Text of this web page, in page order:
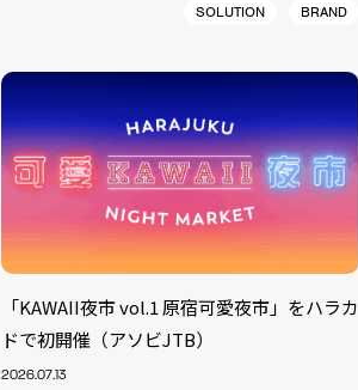
SOLUTION BRAND
「KAWAII夜市 vol.1 原宿可愛夜市」をハラカ
ドで初開催（アソビJTB）
2026.07.13